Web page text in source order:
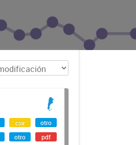
csv
otro
otro pdf